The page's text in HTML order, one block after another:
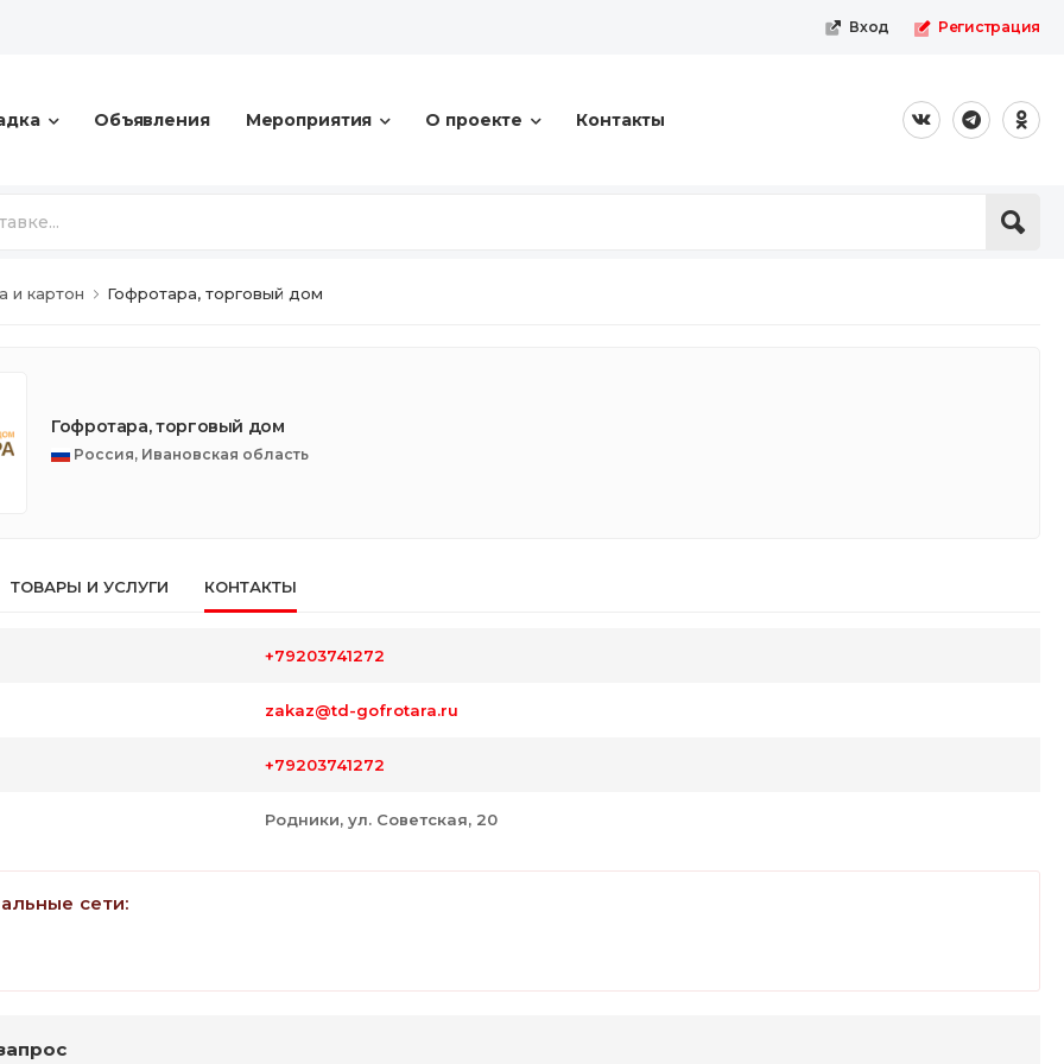
Вход Регистрация
Объявления Мероприятия О проекте Контакты
и картон Гофротара, торговый дом
Гофротара, торговый дом
Россия, Ивановская область
ТОВАРЫ И УСЛУГИ КОНТАКТЫ
+79203741272
zakaz@td-gofrotara.ru
+79203741272
Родники, ул. Советская, 20
сети: